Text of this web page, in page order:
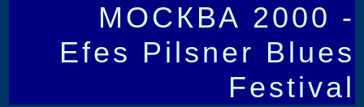
МОСКВА 2000 -
Efes Pilsner Blues
Festival